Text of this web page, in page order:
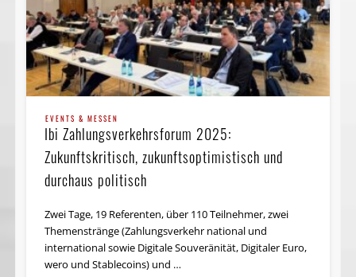
EVENTS & MESSEN
Ibi Zahlungsverkehrsforum 2025:
Zukunftskritisch, zukunftsoptimistisch und
durchaus politisch
Zwei Tage, 19 Referenten, über 110 Teilnehmer, zwei
Themenstränge (Zahlungsverkehr national und
international sowie Digitale Souveränität, Digitaler Euro,
wero und Stablecoins) und …